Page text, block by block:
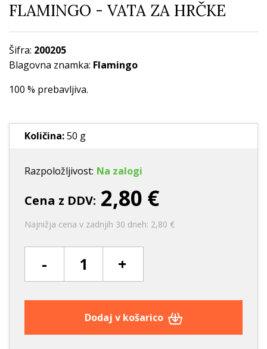
FLAMINGO - VATA ZA HRČKE
Šifra: 200205
Blagovna znamka: Flamingo
100 % prebavljiva.
Količina:50 g
Razpoložljivost: Na zalogi
Cena z DDV: 2,80 €
Najnižja cena v zadnjih 30 dneh: 2,80 €
- +
Dodaj v košarico